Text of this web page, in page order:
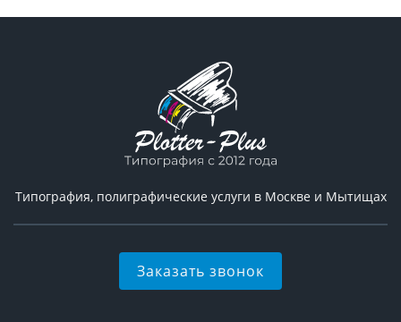
Типография, полиграфические услуги в Москве и Мытищах
Заказать звонок